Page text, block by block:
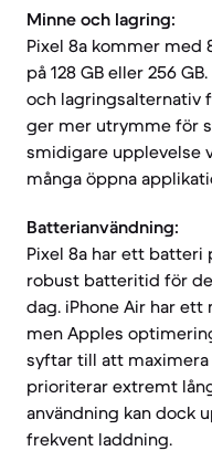
Minne och lagring:
Pixel 8a kommer med
på 128 GB eller 256
och lagringsalternativ
ger mer utrymme för
smidigare upplevelse
många öppna
Batterianvändning:
Pixel 8a har ett batteri
robust batteritid för
dag. iPhone Air har
men Apples
syftar till att
prioriterar extremt
användning kan dock
frekvent laddning.